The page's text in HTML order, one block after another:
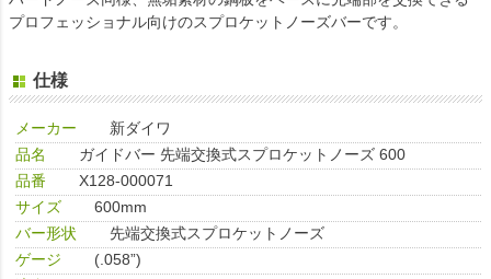
プロフェッショナル向けのスプロケットノーズバーです。
仕様
メーカー
新ダイワ
品名
ガイドバー 先端交換式スプロケットノーズ 600
品番
X128-000071
サイズ
600mm
バー形状
先端交換式スプロケットノーズ
ゲージ
(.058”)